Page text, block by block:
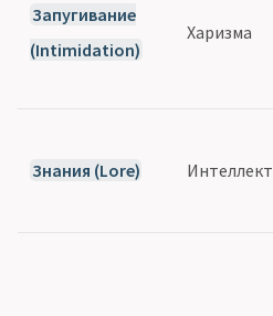
Запугивание
(Intimidation)
Харизма
Знания (Lore) Интеллект